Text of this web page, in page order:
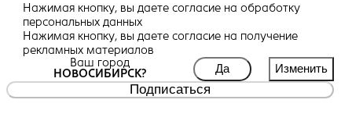
Нажимая кнопку, вы даете согласие на обработку
персональных данных
Нажимая кнопку, вы даете согласие на получение
рекламных материалов
Ваш город
НОВОСИБИРСК?
Да Изменить
Подписаться